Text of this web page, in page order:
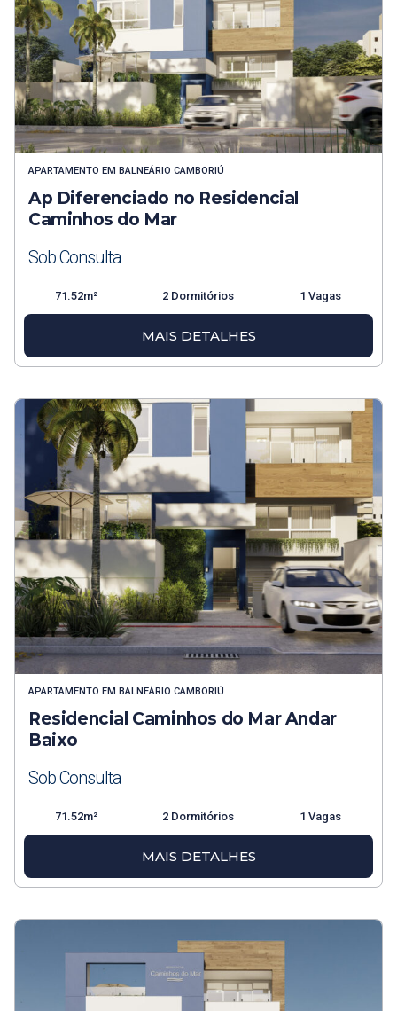
APARTAMENTO EM BALNEÁRIO CAMBORIÚ
Ap Diferenciado no Residencial
Caminhos do Mar
Sob Consulta
71.52m² 2 Dormitórios 1 Vagas
MAIS DETALHES
APARTAMENTO EM BALNEÁRIO CAMBORIÚ
Residencial Caminhos do Mar Andar
Baixo
Sob Consulta
71.52m² 2 Dormitórios 1 Vagas
MAIS DETALHES